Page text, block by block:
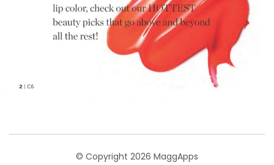
© Copyright 2026 MaggApps